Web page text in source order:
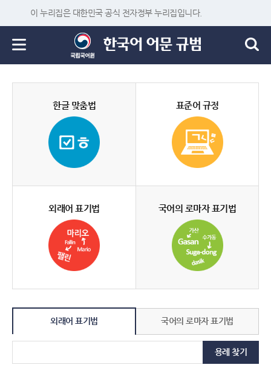
이 누리집은 대한민국 공식 전자정부 누리집입니다.
한글 맞춤법 표준어 규정
외래어 표기법 국어의 로마자 표기법
외래어 표기법 국어의 로마자 표기법
용례 찾기